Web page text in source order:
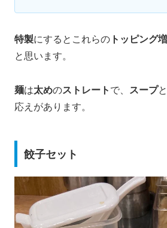
特製にするとこれらの トッピング
と思います。
麺は太めのストレートで、 スープ
応えがあります。
餃子セット